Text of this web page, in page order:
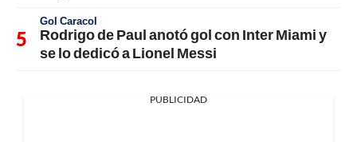
Gol Caracol
Rodrigo de Paul anotó gol con Inter Miami y
se lo dedicó a Lionel Messi
PUBLICIDAD